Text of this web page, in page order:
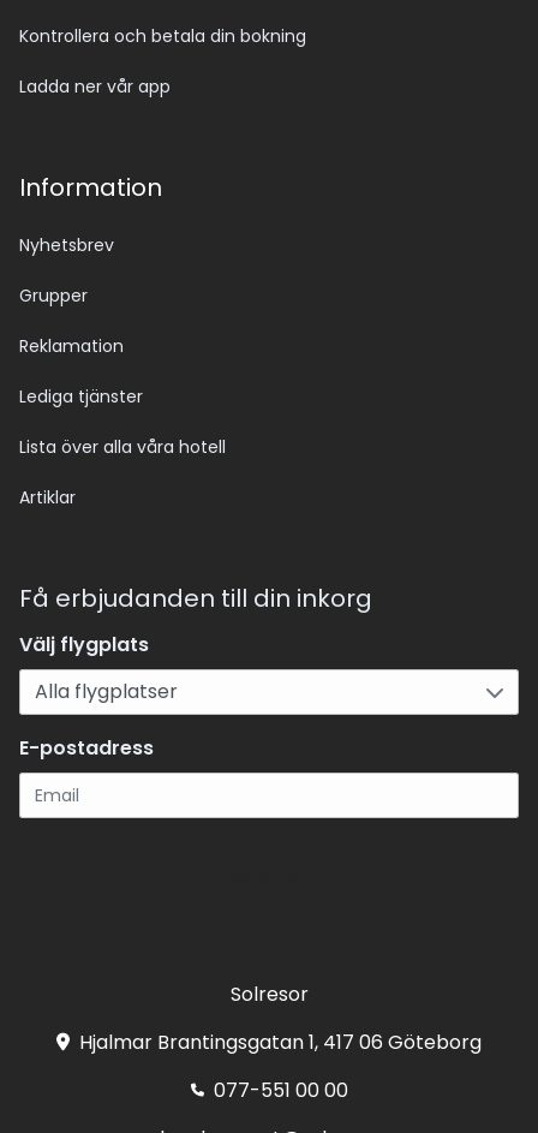
Kontrollera och betala din bokning
Ladda ner vår app
Information
Nyhetsbrev
Grupper
Reklamation
Lediga tjänster
Lista över alla våra hotell
Artiklar
Få erbjudanden till din inkorg
Välj flygplats
E-postadress
Solresor
Hjalmar Brantingsgatan 1, 417 06 Göteborg
077-551 00 00